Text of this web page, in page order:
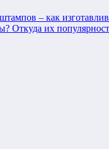
– как
Откуда их